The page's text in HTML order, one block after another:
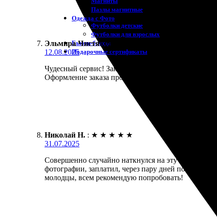
Пазлы магнитные
Одежда с Фото
Футболки детские
Футболки для взрослых
Бьюти-боксы
Подарочные сертификаты
Эльмира Чистякова
12.08.2025
Чудесный сервис! Заказала портреты, и осталась в
Оформление заказа простое и быстрое. Доставка
Николай Н. : ★ ★ ★ ★ ★
31.07.2025
Совершенно случайно наткнулся на эту фирму и
фотографии, заплатил, через пару дней получил
молодцы, всем рекомендую попробовать!